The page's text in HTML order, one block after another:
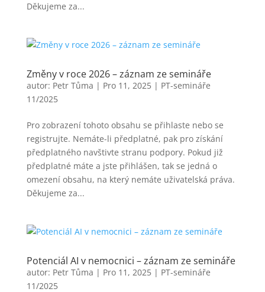
Děkujeme za...
Změny v roce 2026 – záznam ze semináře
autor: Petr Tůma | Pro 11, 2025| PT-semináře
11/2025
Pro zobrazení tohoto obsahu se přihlaste nebo se
registrujte. Nemáte-li předplatné, pak pro získání
předplatného navštivte stranu podpory. Pokud již
předplatné máte a jste přihlášen, tak se jedná o
omezení obsahu, na který nemáte uživatelská práva.
Děkujeme za...
Potenciál AI v nemocnici – záznam ze semináře
autor: Petr Tůma | Pro 11, 2025| PT-semináře
11/2025